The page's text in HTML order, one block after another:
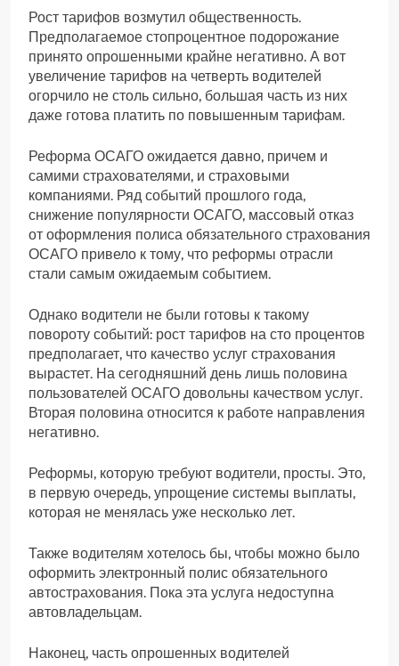
Рост тарифов возмутил общественность.
Предполагаемое стопроцентное подорожание
принято опрошенными крайне негативно. А вот
увеличение тарифов на четверть водителей
огорчило не столь сильно, большая часть из них
даже готова платить по повышенным тарифам.
Реформа ОСАГО ожидается давно, причем и
самими страхователями, и страховыми
компаниями. Ряд событий прошлого года,
снижение популярности ОСАГО, массовый отказ
от оформления полиса обязательного страхования
ОСАГО привело к тому, что реформы отрасли
стали самым ожидаемым событием.
Однако водители не были готовы к такому
повороту событий: рост тарифов на сто процентов
предполагает, что качество услуг страхования
вырастет. На сегодняшний день лишь половина
пользователей ОСАГО довольны качеством услуг.
Вторая половина относится к работе направления
негативно.
Реформы, которую требуют водители, просты. Это,
в первую очередь, упрощение системы выплаты,
которая не менялась уже несколько лет.
Также водителям хотелось бы, чтобы можно было
оформить электронный полис обязательного
автострахования. Пока эта услуга недоступна
автовладельцам.
Наконец, часть опрошенных водителей